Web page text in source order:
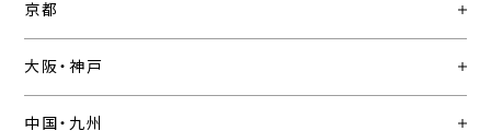
京都
大阪・神戸
中国・九州